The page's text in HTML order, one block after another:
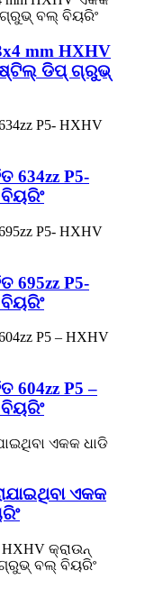
mm HXHV
ଷ୍ଟିଲ୍ ଡିପ୍ ଗ୍ରୁଭ୍
634zz P5-
695zz P5-
604zz P5 –
ଏକକ